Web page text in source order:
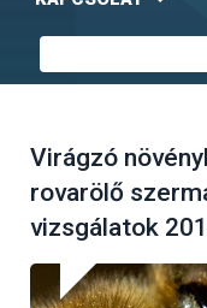
Virágzó
rovarölő
vizsgálatok